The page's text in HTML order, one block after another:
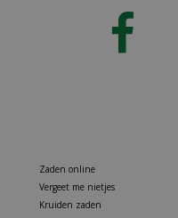
Zaden online
Vergeet me nietjes
Kruiden zaden